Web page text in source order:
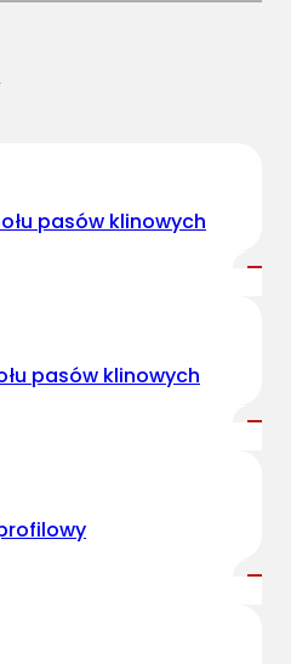
pasów klinowych
pasów klinowych